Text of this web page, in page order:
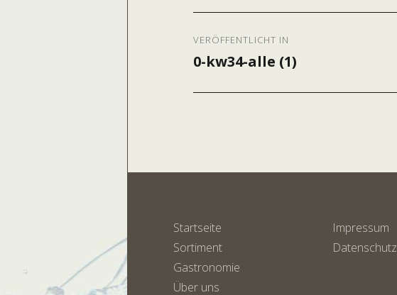
VERÖFFENTLICHT IN
0-kw34-alle (1)
Startseite
Sortiment
Gastronomie
Über uns
Impressum
Datenschutz